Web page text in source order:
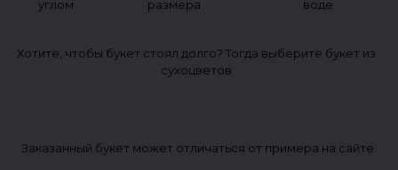
углом размера воде
Хотите, чтобы букет стоял долго? Тогда выберите букет из
сухоцветов
Заказанный букет может отличаться от примера на сайте.